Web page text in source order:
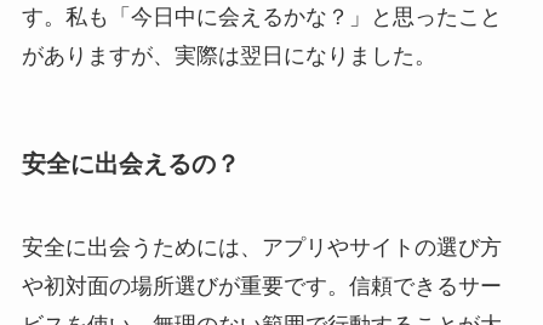
す。私も「今日中に会えるかな？」と思ったこと
がありますが、実際は翌日になりました。
安全に出会えるの？
安全に出会うためには、アプリやサイトの選び方
や初対面の場所選びが重要です。信頼できるサー